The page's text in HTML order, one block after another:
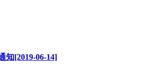
知[2019-06-14]